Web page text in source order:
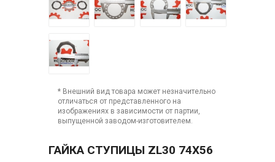
* Внешний вид товара может незначительно
отличаться от представленного на
изображениях в зависимости от партии,
выпущенной заводом-изготовителем.
ГАЙКА СТУПИЦЫ ZL30 74Х56